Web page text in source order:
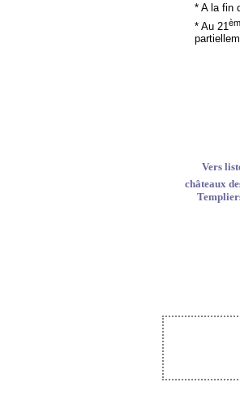
* A la fin
* Au 21
Vers
châteaux